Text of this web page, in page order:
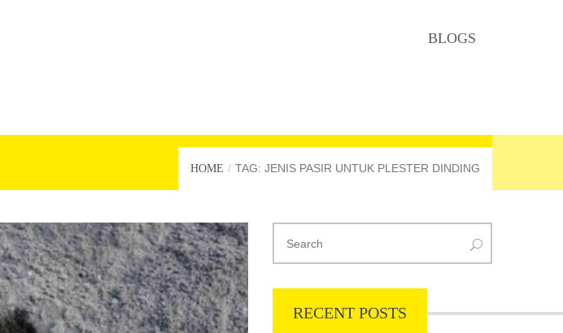
BLOGS
HOME TAG: JENIS PASIR UNTUK PLESTER DINDING
RECENT POSTS